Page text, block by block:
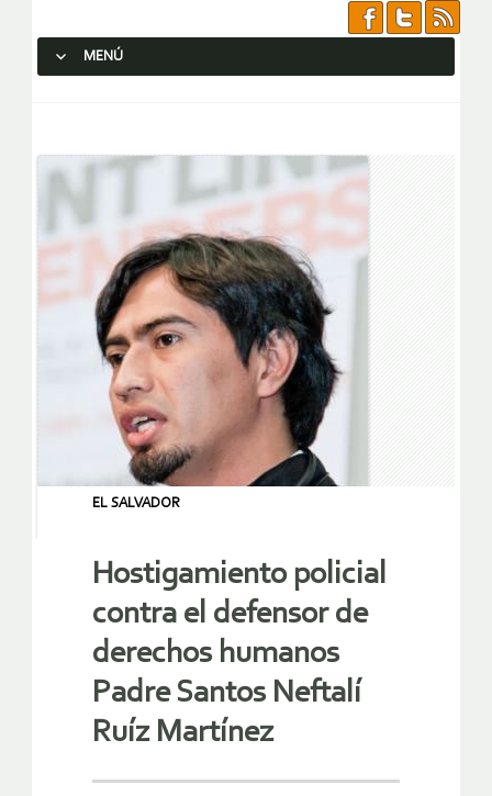
MENÚ
EL SALVADOR
Hostigamiento policial
contra el defensor de
derechos humanos
Padre Santos Neftalí
Ruíz Martínez